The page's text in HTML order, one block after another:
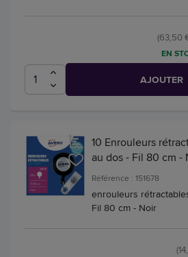
(63,50
EN
AJOUTER
10 Enrouleurs
au dos - Fil 80 cm -
Référence : 151678
enrouleurs
Fil 80 cm - Noir